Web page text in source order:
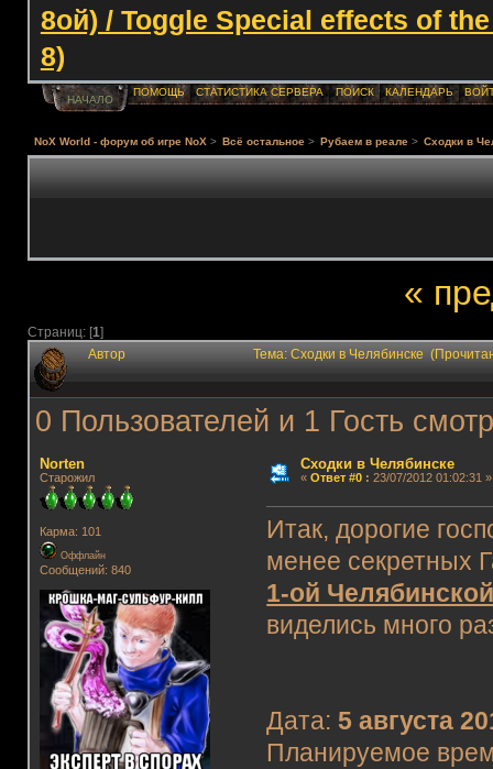
8ой) / Toggle Special effects of
8)
НАЧАЛО
ПОМОЩЬ СТАТИСТИКА СЕРВЕРА ПОИСК КАЛЕНДАРЬ
NoX World - форум об игре NoX > Всё остальное > Рубаем в реале > Сходки в
«
Страниц: [1]
Автор Тема: Сходки в Челябинске
0 Пользователей и 1 Гость
Norten
Старожил
Карма: 101
Оффлайн
Сообщений: 840
Сходки в Челябинске
« Ответ #0: 23/07/2012 01:02:31 »
Итак, дорогие
менее секретных
1-ой
виделись много
Дата:5 августа
Планируемое